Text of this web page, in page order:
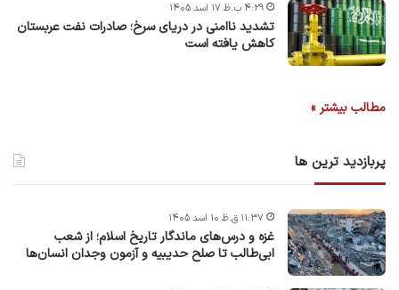
تشدید ناامنی در دریای سرخ؛ صادرات نفت عربستان
کاهش یافته است
۴:۲۹ ب.ظ ۱۷ اسد ۱۴۰۵
مطالب بیشتر »
پربازدید ترین ها
غزه و درس‌های ماندگار تاریخ اسلام؛ از شعب
ابی‌طالب تا صلح حدیبیه و آزمون وجدان انسان‌ها
۱۱:۳۷ ق.ظ ۱۰ اسد ۱۴۰۵